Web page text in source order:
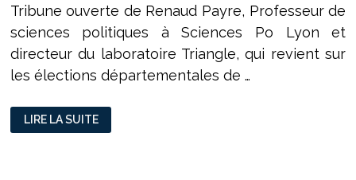
Tribune ouverte de Renaud Payre, Professeur de
sciences politiques à Sciences Po Lyon et
directeur du laboratoire Triangle, qui revient sur
les élections départementales de …
L’ÉPREUVE
DES
TERRITOIRES
LIRE LA SUITE